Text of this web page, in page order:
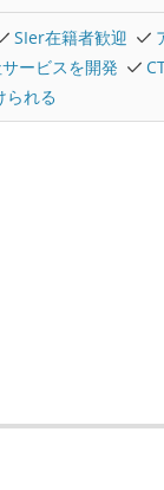
SIer在籍者歓迎
ービスを開発
られる